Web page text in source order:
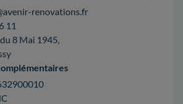
renovations.fr
11
8 Mai 1945,